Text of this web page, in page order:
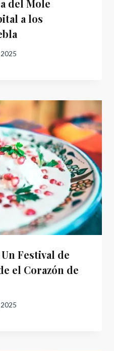
del Mole
a los
Festival de
el Corazón de